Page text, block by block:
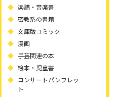
楽譜・音楽書
密教系の書籍
文庫版コミック
漫画
手芸関連の本
絵本・児童書
コンサートパンフレッ
ト